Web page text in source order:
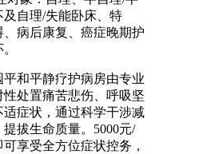
及自理/失能卧床、特
病后康复、癌症晚期护
和平静疗护病房由专业
性处置痛苦悲伤、呼吸坚
适症状，通过科学干涉减
拔生命质量。5000元/
享受全方位症状控务，